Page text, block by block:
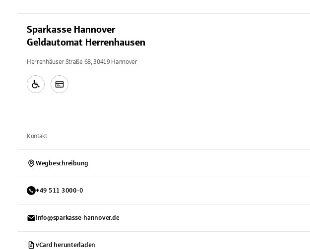
Sparkasse Hannover
Geldautomat Herrenhausen
Herrenhäuser Straße 68, 30419 Hannover
Kontakt
Wegbeschreibung
+49 511 3000-0
info@sparkasse-hannover.de
vCard herunterladen